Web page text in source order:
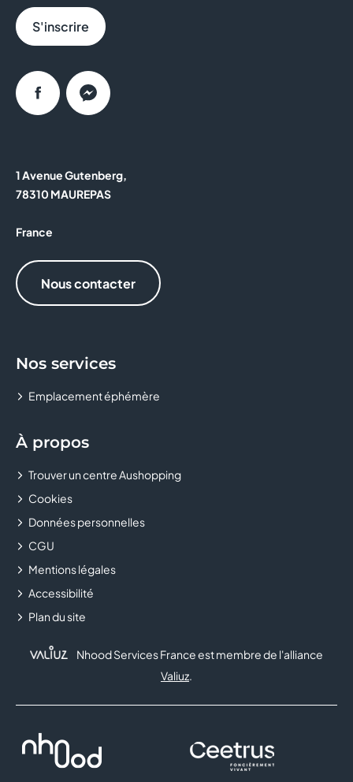
1 Avenue Gutenberg,
78310 MAUREPAS
France
Nous contacter
Nos services
Emplacement éphémère
À propos
Trouver un centre Aushopping
Cookies
Données personnelles
CGU
Mentions légales
Accessibilité
Plan du site
S'inscrire
FacebookMessenger
Nhood Services France est membre de l'alliance
Valiuz.